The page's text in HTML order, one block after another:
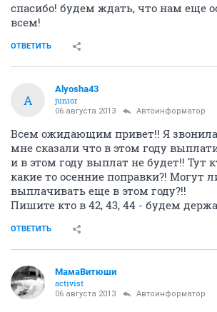
спасибо! будем ждать, что нам еще
всем!
ОТВЕТИТЬ
A
Alyosha43
junior
06 августа 2013 Автоинформатор
Всем ожидающим привет!! Я
мне сказали что в этом году
и в этом году выплат не будет!! Тут
какие то осенние поправки?! Могут
выплачивать еще в этом году?!!
Пишите кто в 42, 43, 44 - будем
ОТВЕТИТЬ
МамаВитюши
activist
06 августа 2013 Автоинформатор